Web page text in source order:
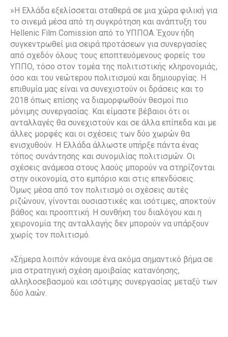
»Η Ελλάδα εξελίσσεται σταθερά σε μια χώρα φιλική για
το σινεμά μέσα από τη συγκρότηση και ανάπτυξη του
Hellenic Film Comission από το ΥΠΠΟΑ. Έχουν ήδη
συγκεντρωθεί μια σειρά προτάσεων για συνεργασίες
από σχεδόν όλους τους εποπτευόμενους φορείς του
ΥΠΠΟ, τόσο στον τομέα της πολιτιστικής κληρονομιάς,
όσο και του νεώτερου πολιτισμού και δημιουργίας. Η
επιθυμία μας είναι να συνεχιστούν οι δράσεις και το
2018 όπως επίσης να διαμορφωθούν θεσμοί πιο
μόνιμης συνεργασίας. Και είμαστε βέβαιοι ότι οι
ανταλλαγές θα συνεχιστούν και σε άλλα επίπεδα και με
άλλες μορφές και οι σχέσεις των δύο χωρών θα
ενισχυθούν. Η Ελλάδα άλλωστε υπήρξε πάντα ένας
τόπος συνάντησης και συνομιλίας πολιτισμών. Οι
σχέσεις ανάμεσα στους λαούς μπορούν να στηρίζονται
στην οικονομία, στο εμπόριο και στις επενδύσεις.
Όμως μέσα από τον πολιτισμό οι σχέσεις αυτές
ριζώνουν, γίνονται ουσιαστικές και ισότιμες, αποκτούν
βάθος και προοπτική. Η συνθήκη του διαλόγου και η
χειρονομία της ανταλλαγής δεν μπορούν να υπάρξουν
χωρίς τον πολιτισμό.
»Σήμερα λοιπόν κάνουμε ένα ακόμα σημαντικό βήμα σε
μια στρατηγική σχέση αμοιβαίας κατανόησης,
αλληλοσεβασμού και ισότιμης συνεργασίας μεταξύ των
δύο λαών.